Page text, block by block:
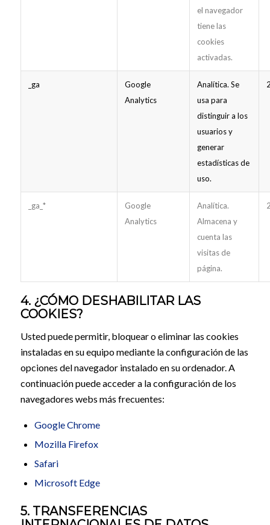
el navegador
tiene las
cookies
activadas.
_ga
Google
Analytics
Analítica. Se
usa para
distinguir a los
usuarios y
generar
estadísticas de
uso.
_ga_*
Google
Analytics
Analítica.
Almacena y
cuenta las
visitas de
página.
4. ¿CÓMO DESHABILITAR LAS
COOKIES?
Usted puede permitir, bloquear o eliminar las cookies
instaladas en su equipo mediante la configuración de las
opciones del navegador instalado en su ordenador. A
continuación puede acceder a la configuración de los
navegadores webs más frecuentes:
Google Chrome
Mozilla Firefox
Safari
Microsoft Edge
5. TRANSFERENCIAS